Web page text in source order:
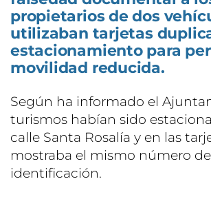
propietarios de dos
utilizaban tarjetas
estacionamiento para
movilidad reducida.
Según ha informado el
turismos habían sido
calle Santa Rosalía y en las
mostraba el mismo número de
identificación.